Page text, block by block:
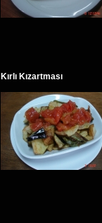
Kırlı Kızartması